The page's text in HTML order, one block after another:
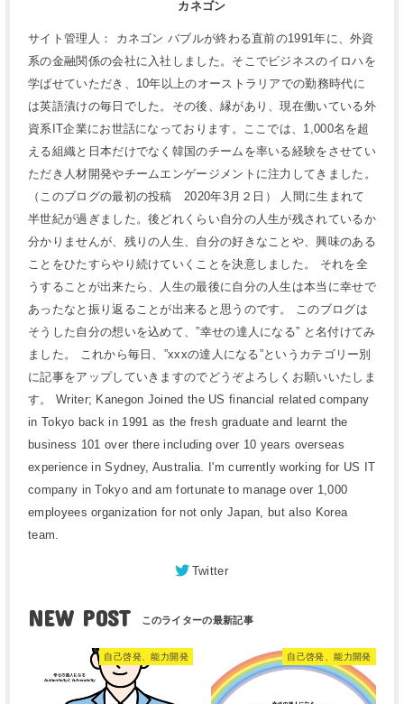
カネゴン
サイト管理人： カネゴン バブルが終わる直前の1991年に、外資
系の金融関係の会社に入社しました。そこでビジネスのイロハを
学ばせていただき、10年以上のオーストラリアでの勤務時代に
は英語漬けの毎日でした。その後、縁があり、現在働いている外
資系IT企業にお世話になっております。ここでは、1,000名を超
える組織と日本だけでなく韓国のチームを率いる経験をさせてい
ただき人材開発やチームエンゲージメントに注力してきました。
（このブログの最初の投稿 2020年3月２日） 人間に生まれて
半世紀が過ぎました。後どれくらい自分の人生が残されているか
分かりませんが、残りの人生、自分の好きなことや、興味のある
ことをひたすらやり続けていくことを決意しました。 それを全
うすることが出来たら、人生の最後に自分の人生は本当に幸せで
あったなと振り返ることが出来ると思うのです。 このブログは
そうした自分の想いを込めて、”幸せの達人になる” と名付けてみ
ました。 これから毎日、”xxxの達人になる”というカテゴリー別
に記事をアップしていきますのでどうぞよろしくお願いいたしま
す。 Writer; Kanegon Joined the US financial related company
in Tokyo back in 1991 as the fresh graduate and learnt the
business 101 over there including over 10 years overseas
experience in Sydney, Australia. I'm currently working for US IT
company in Tokyo and am fortunate to manage over 1,000
employees organization for not only Japan, but also Korea
team.
Twitter
NEW POST
自己啓発、能力開発 自己啓発、能力開発